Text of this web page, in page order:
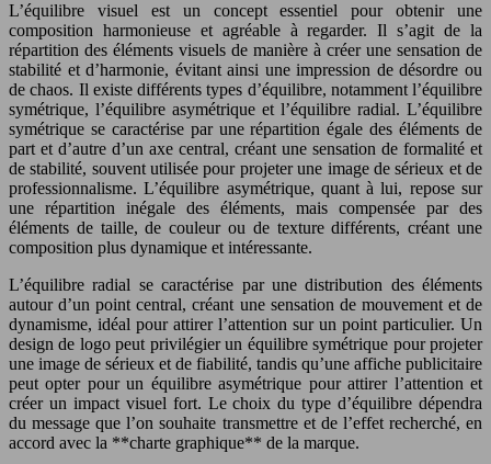
L’équilibre visuel est un concept essentiel pour obtenir une
composition harmonieuse et agréable à regarder. Il s’agit de la
répartition des éléments visuels de manière à créer une sensation de
stabilité et d’harmonie, évitant ainsi une impression de désordre ou
de chaos. Il existe différents types d’équilibre, notamment l’équilibre
symétrique, l’équilibre asymétrique et l’équilibre radial. L’équilibre
symétrique se caractérise par une répartition égale des éléments de
part et d’autre d’un axe central, créant une sensation de formalité et
de stabilité, souvent utilisée pour projeter une image de sérieux et de
professionnalisme. L’équilibre asymétrique, quant à lui, repose sur
une répartition inégale des éléments, mais compensée par des
éléments de taille, de couleur ou de texture différents, créant une
composition plus dynamique et intéressante.
L’équilibre radial se caractérise par une distribution des éléments
autour d’un point central, créant une sensation de mouvement et de
dynamisme, idéal pour attirer l’attention sur un point particulier. Un
design de logo peut privilégier un équilibre symétrique pour projeter
une image de sérieux et de fiabilité, tandis qu’une affiche publicitaire
peut opter pour un équilibre asymétrique pour attirer l’attention et
créer un impact visuel fort. Le choix du type d’équilibre dépendra
du message que l’on souhaite transmettre et de l’effet recherché, en
accord avec la **charte graphique** de la marque.